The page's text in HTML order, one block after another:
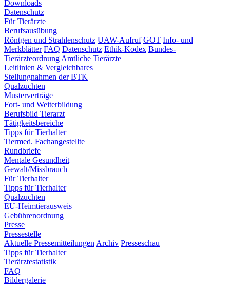
Downloads
Datenschutz
Für Tierärzte
Berufsausübung
Röntgen und Strahlenschutz UAW-Aufruf GOT Info- und
Merkblätter FAQ Datenschutz Ethik-Kodex Bundes-
Tierärzteordnung Amtliche Tierärzte
Leitlinien & Vergleichbares
Stellungnahmen der BTK
Qualzuchten
Musterverträge
Fort- und Weiterbildung
Berufsbild Tierarzt
Tätigkeitsbereiche
Tipps für Tierhalter
Tiermed. Fachangestellte
Rundbriefe
Mentale Gesundheit
Gewalt/Missbrauch
Für Tierhalter
Tipps für Tierhalter
Qualzuchten
EU-Heimtierausweis
Gebührenordnung
Presse
Pressestelle
Aktuelle Pressemitteilungen Archiv Presseschau
Tipps für Tierhalter
Tierärztestatistik
FAQ
Bildergalerie